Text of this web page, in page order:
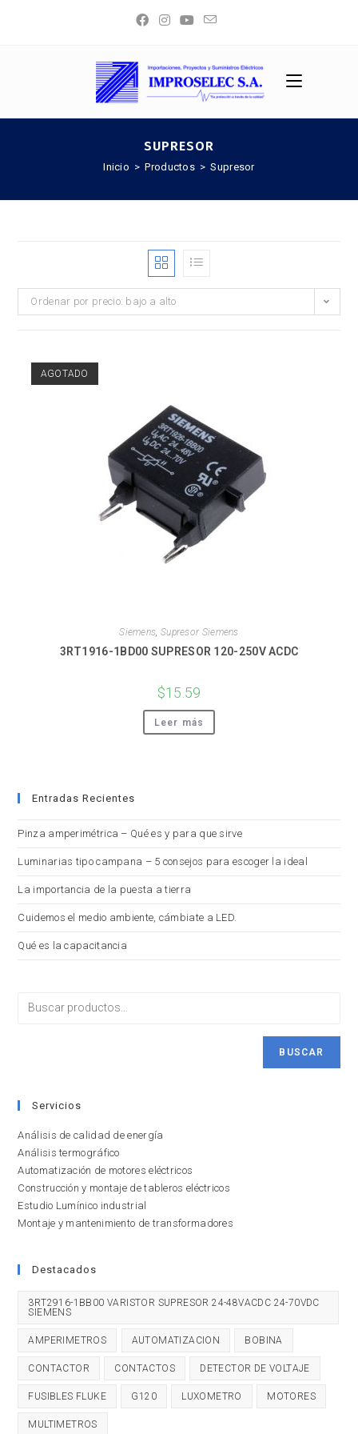
SUPRESOR
Inicio > Productos > Supresor
Ordenar por precio: bajo a alto
AGOTADO
Siemens, Supresor Siemens
3RT1916-1BD00 SUPRESOR 120-250V ACDC
$15.59
Leer más
Entradas Recientes
Pinza amperimétrica – Qué es y para que sirve
Luminarias tipo campana – 5 consejos para escoger la ideal
La importancia de la puesta a tierra
Cuidemos el medio ambiente, cámbiate a LED.
Qué es la capacitancia
BUSCAR
Servicios
Análisis de calidad de energía
Análisis termográfico
Automatización de motores eléctricos
Construcción y montaje de tableros eléctricos
Estudio Lumínico industrial
Montaje y mantenimiento de transformadores
Destacados
3RT2916-1BB00 VARISTOR SUPRESOR 24-48VACDC 24-70VDC
SIEMENS
AMPERIMETROS AUTOMATIZACION BOBINA
CONTACTOR CONTACTOS DETECTOR DE VOLTAJE
FUSIBLES FLUKE G120 LUXOMETRO MOTORES
MULTIMETROS